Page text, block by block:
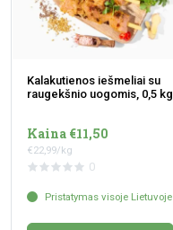
Kalakutienos iešmeliai su
raugekšnio uogomis, 0,5 kg
Kaina €11,50
€22,99/kg
0
Pristatymas visoje Lietuvoje